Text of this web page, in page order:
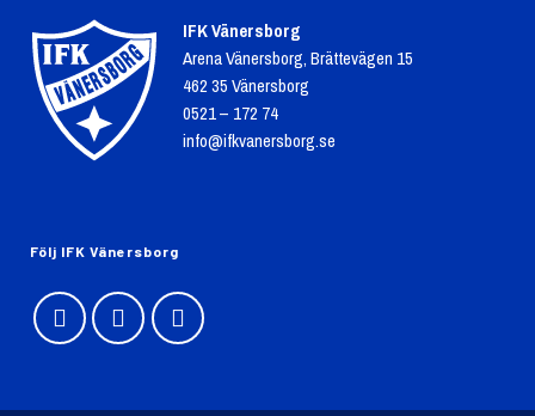
IFK Vänersborg
Arena Vänersborg, Brättevägen 15
462 35 Vänersborg
0521 – 172 74
info@ifkvanersborg.se
Följ IFK Vänersborg